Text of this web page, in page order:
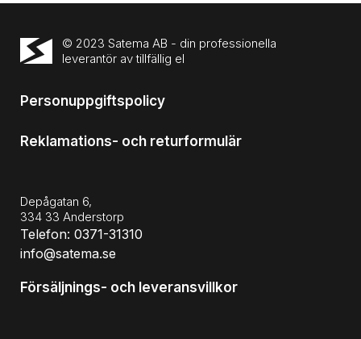
© 2023 Satema AB - din professionella
leverantör av tillfällig el
Personuppgiftspolicy
Reklamations- och returformulär
Depågatan 6,
334 33 Anderstorp
Telefon: 0371-31310
info@satema.se
Försäljnings- och leveransvillkor